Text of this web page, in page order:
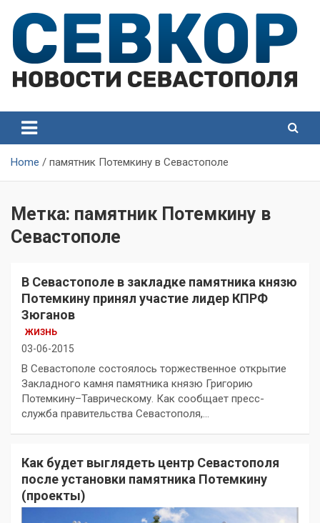
content
Севастополя
Севастополя
Home памятник Потемкину в Севастополе
Метка: памятник Потемкину в
Севастополе
В Севастополе в закладке памятника князю
Потемкину принял участие лидер КПРФ
Зюганов
ЖИЗНЬ
03-06-2015
В Севастополе состоялось торжественное открытие
Закладного камня памятника князю Григорию
Потемкину–Таврическому. Как сообщает пресс-
служба правительства Севастополя,…
Как будет выглядеть центр Севастополя
после установки памятника Потемкину
(проекты)